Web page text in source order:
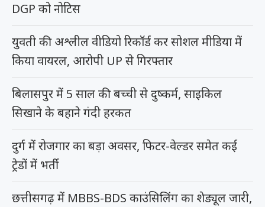
DGP को नोटिस
युवती की अश्लील वीडियो रिकॉर्ड कर सोशल मीडिया में
किया वायरल, आरोपी UP से गिरफ्तार
बिलासपुर में 5 साल की बच्ची से दुष्कर्म, साइकिल
सिखाने के बहाने गंदी हरकत
दुर्ग में रोजगार का बड़ा अवसर, फिटर-वेल्डर समेत कई
ट्रेडों में भर्ती
छत्तीसगढ़ में MBBS-BDS काउंसिलिंग का शेड्यूल जारी,